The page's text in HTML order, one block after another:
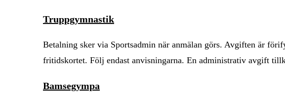
Truppgymnastik
Betalning sker via Sportsadmin när anmälan görs. Avgiften är
fritidskortet. Följ endast anvisningarna. En administrativ avgift
Bamsegympa